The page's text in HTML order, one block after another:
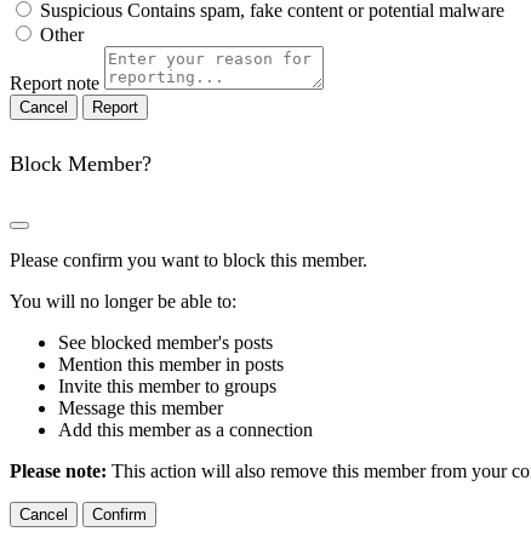
Suspicious Contains spam, fake content or potential malware
Other
Report note
Report
Block Member?
Please confirm you want to block this member.
You will no longer be able to:
See blocked member's posts
Mention this member in posts
Invite this member to groups
Message this member
Add this member as a connection
Please note: This action will also remove this member from your
Confirm